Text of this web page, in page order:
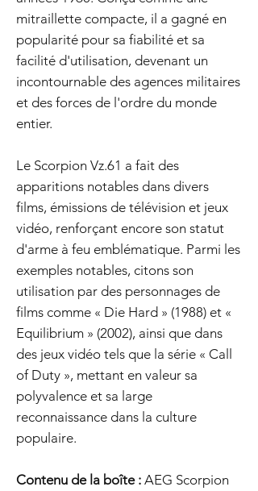
mitraillette compacte, il a gagné en
popularité pour sa fiabilité et sa
facilité d'utilisation, devenant un
incontournable des agences militaires
et des forces de l'ordre du monde
entier.
Le Scorpion Vz.61 a fait des
apparitions notables dans divers
films, émissions de télévision et jeux
vidéo, renforçant encore son statut
d'arme à feu emblématique. Parmi les
exemples notables, citons son
utilisation par des personnages de
films comme « Die Hard » (1988) et «
Equilibrium » (2002), ainsi que dans
des jeux vidéo tels que la série « Call
of Duty », mettant en valeur sa
polyvalence et sa large
reconnaissance dans la culture
populaire.
Contenu de la boîte : AEG Scorpion